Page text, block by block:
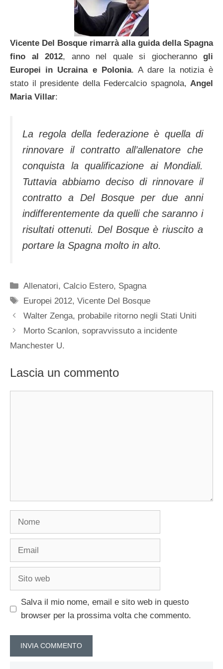
Vicente Del Bosque rimarrà alla guida della Spagna
fino al 2012, anno nel quale si giocheranno gli
Europei in Ucraina e Polonia. A dare la notizia è
stato il presidente della Federcalcio spagnola, Angel
Maria Villar:
La regola della federazione è quella di
rinnovare il contratto all’allenatore che
conquista la qualificazione ai Mondiali.
Tuttavia abbiamo deciso di rinnovare il
contratto a Del Bosque per due anni
indifferentemente da quelli che saranno i
risultati ottenuti. Del Bosque è riuscito a
portare la Spagna molto in alto.
Categorie
Allenatori, Calcio Estero, Spagna
Tag
Europei 2012,Vicente Del Bosque
Walter Zenga, probabile ritorno negli Stati Uniti
Morto Scanlon, sopravvissuto a incidente
Manchester U.
Lascia un commento
Nome
Email
Sito
Salva il mio nome, email e sito web in questo
browser per la prossima volta che commento.